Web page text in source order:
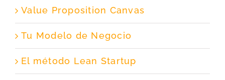
Value Proposition Canvas
Tu Modelo de Negocio
El método Lean Startup